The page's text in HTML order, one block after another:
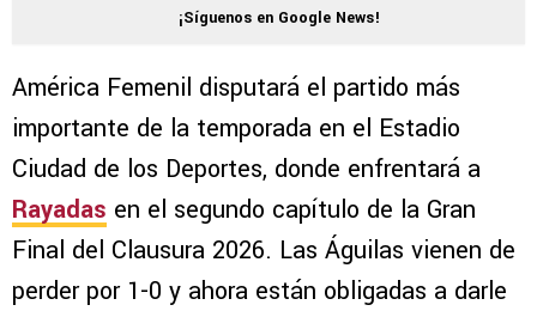
¡Síguenos en Google News!
América Femenil disputará el partido más
importante de la temporada en el Estadio
Ciudad de los Deportes, donde enfrentará a
Rayadas en el segundo capítulo de la Gran
Final del Clausura 2026. Las Águilas vienen de
perder por 1-0 y ahora están obligadas a darle